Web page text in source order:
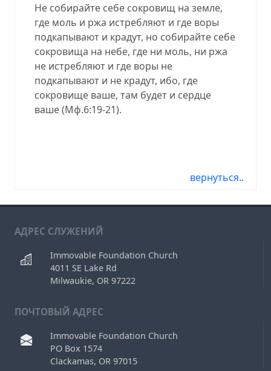
Не собирайте себе сокровищ на земле,
где моль и ржа истребляют и где воры
подкапывают и крадут, но собирайте себе
сокровища на небе, где ни моль, ни ржа
не истребляют и где воры не
подкапывают и не крадут, ибо, где
сокровище ваше, там будет и сердце
ваше(Мф.6:19-21).
вернуться..
АДРЕС СЛУЖЕНИЙ
Immovable Foundation Church
4011 SE Lake Rd
Milwaukie, OR 97222
ПОЧТОВЫЙ АДРЕС
Immovable Foundation Church
PO Box 1574
Clackamas, OR 97015